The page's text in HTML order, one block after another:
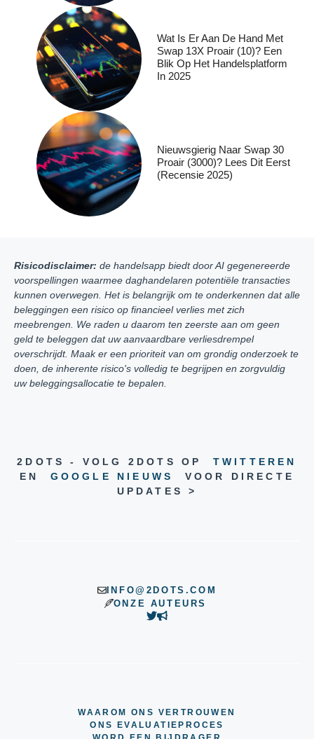
Wat Is Er Aan De Hand Met
Swap 13X Proair (10)? Een
Blik Op Het Handelsplatform
In 2025
Nieuwsgierig Naar Swap 30
Proair (3000)? Lees Dit Eerst
(recensie 2025)
Risicodisclaimer: de handelsapp biedt door AI gegenereerde
voorspellingen waarmee daghandelaren potentiële transacties
kunnen overwegen. Het is belangrijk om te onderkennen dat alle
beleggingen een risico op financieel verlies met zich
meebrengen. We raden u daarom ten zeerste aan om geen
geld te beleggen dat uw aanvaardbare verliesdrempel
overschrijdt. Maak er een prioriteit van om grondig onderzoek te
doen, de inherente risico's volledig te begrijpen en zorgvuldig
uw beleggingsallocatie te bepalen.
2DOTS - VOLG 2DOTS OP TWITTEREN
EN GOOGLE NIEUWS
VOOR DIRECTE
UPDATES >
INFO@2DOTS.COM
ONZE AUTEURS
WAAROM ONS VERTROUWEN
ONS EVALUATIEPROCES